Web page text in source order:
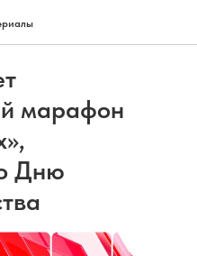
марафон
Дню